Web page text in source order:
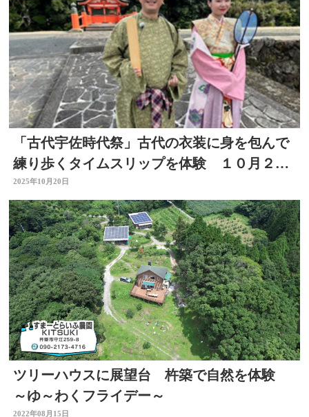
「古代宇佐時代祭」古代の衣装に身を包んで
練り歩くタイムスリップを体験 １０月２６
日開催
2025年10月20日
ツリーハウスに展望台 杵築で自然を体験
～ゆ～わくフライデー～
2022年08月15日